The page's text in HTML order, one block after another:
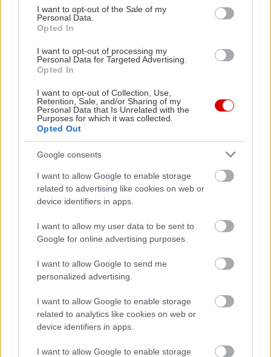
consent section.
I want to opt-out of the Sale of my
Personal Data.
Opted In
I want to opt-out of processing my
Personal Data for Targeted Advertising.
Opted In
I want to opt-out of Collection, Use,
Retention, Sale, and/or Sharing of my
Personal Data that Is Unrelated with the
Purposes for which it was collected.
Opted Out
Google consents
I want to allow Google to enable storage
related to advertising like cookies on web or
device identifiers in apps.
I want to allow my user data to be sent to
Google for online advertising purposes.
I want to allow Google to send me
personalized advertising.
I want to allow Google to enable storage
related to analytics like cookies on web or
device identifiers in apps.
I want to allow Google to enable storage
Διαβάστε επίσης
Κουίζ: Κάθε λιμάνι και καημός
PODCASTS